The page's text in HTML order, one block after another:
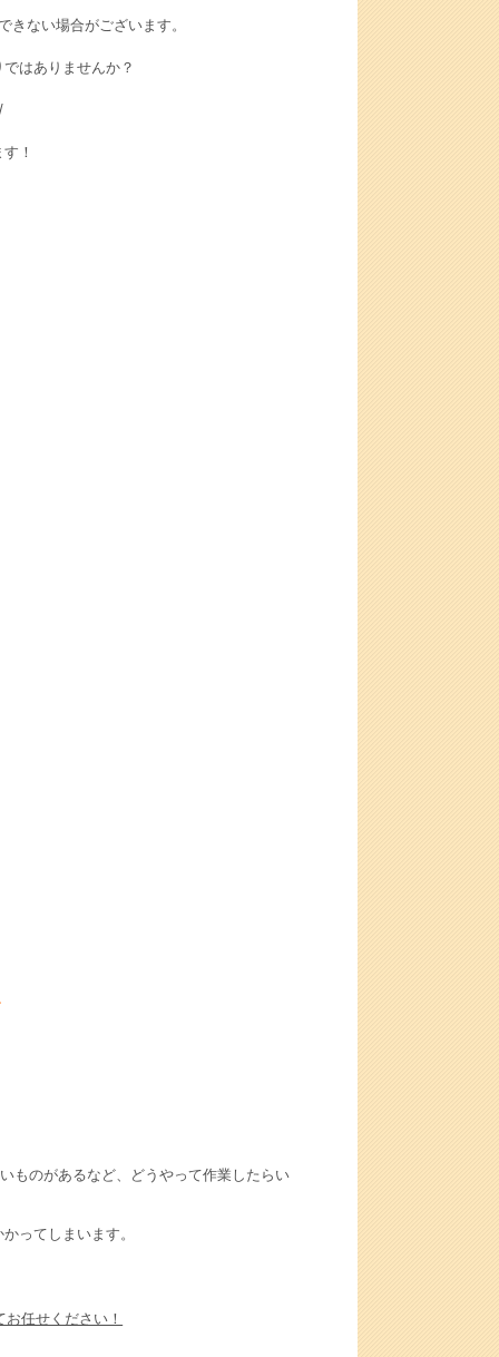
ない場合がございます。
はありませんか？
！
ものがあるなど、どうやって作業したらい
ってしまいます。
任せください！